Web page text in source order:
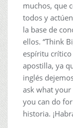
muchos, que
todos y
la base de
ellos. “Think
espíritu
apostilla, ya
inglés
ask what
you can do
historia.